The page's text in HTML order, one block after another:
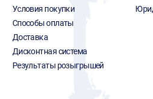
Условия покупки
Способы оплаты
Доставка
Дисконтная система
Результаты розыгрышей